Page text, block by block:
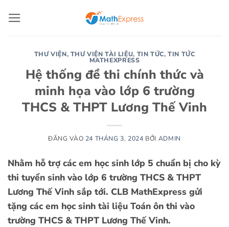
qua
THƯ VIỆN, THƯ VIỆN TÀI LIỆU, TIN TỨC,TIN TỨC
MATHEXPRESS
Hệ thống đề thi chính thức và
minh họa vào lớp 6 trường
THCS & THPT Lương Thế Vinh
ĐĂNG VÀO 24 THÁNG 3, 2024 BỞI ADMIN
Nhằm hỗ trợ các em học sinh lớp 5 chuẩn bị cho kỳ
thi tuyển sinh vào lớp 6 trường THCS & THPT
Lương Thế Vinh sắp tới. CLB MathExpress gửi
tặng các em học sinh tài liệu Toán ôn thi vào
trường THCS & THPT Lương Thế Vinh.